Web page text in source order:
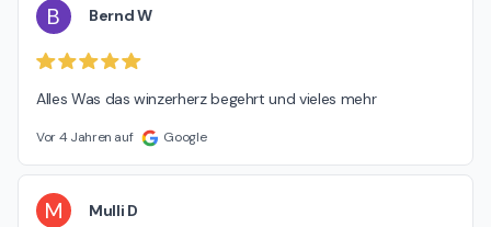
B Bernd W
Alles Was das winzerherz begehrt und vieles mehr
Vor 4 Jahren auf Google
M Mulli D